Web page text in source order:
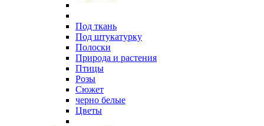
Под ткань
Под штукатурку
Полоски
Природа и растения
Птицы
Розы
Сюжет
черно белые
Цветы